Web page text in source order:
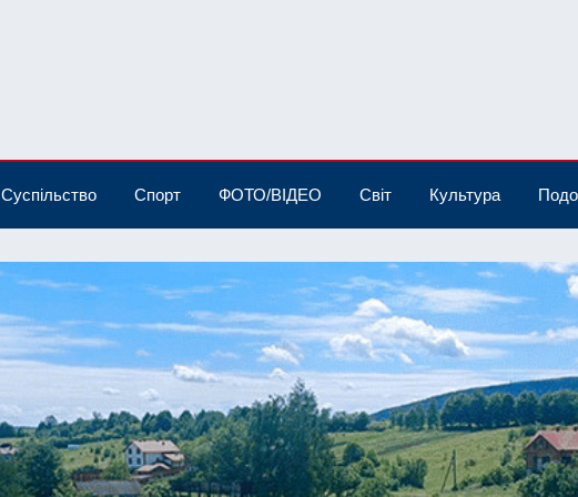
Суспільство Спорт ФОТО/ВІДЕО Світ Культура